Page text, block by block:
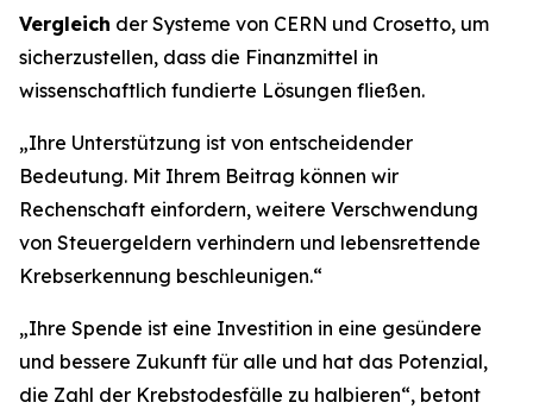
Vergleich der Systeme von CERN und Crosetto, um
sicherzustellen, dass die Finanzmittel in
wissenschaftlich fundierte Lösungen fließen.
„Ihre Unterstützung ist von entscheidender
Bedeutung. Mit Ihrem Beitrag können wir
Rechenschaft einfordern, weitere Verschwendung
von Steuergeldern verhindern und lebensrettende
Krebserkennung beschleunigen.“
„Ihre Spende ist eine Investition in eine gesündere
und bessere Zukunft für alle und hat das Potenzial,
die Zahl der Krebstodesfälle zu halbieren“, betont